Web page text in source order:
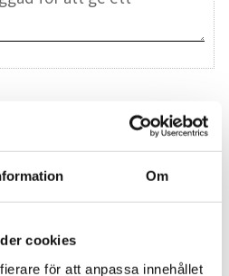
Om
cookies
för att anpassa innehållet
i det asiatiska